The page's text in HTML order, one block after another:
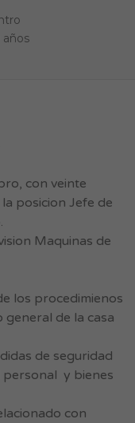
años
con veinte
posicion Jefe de
Maquinas de
los procedimienos
de la casa
de seguridad
personal y bienes
con